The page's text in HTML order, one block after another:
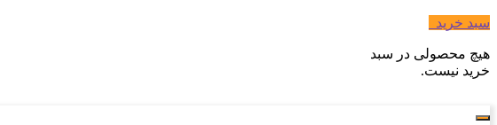
سبد خرید
هیچ محصولی در سبد
خرید نیست.